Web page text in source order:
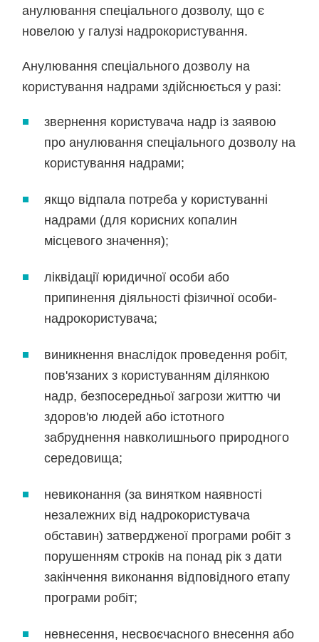
анулювання спеціального дозволу, що є
новелою у галузі надрокористування.
Анулювання спеціального дозволу на
користування надрами здійснюється у разі:
звернення користувача надр із заявою
про анулювання спеціального дозволу на
користування надрами;
якщо відпала потреба у користуванні
надрами (для корисних копалин
місцевого значення);
ліквідації юридичної особи або
припинення діяльності фізичної особи-
надрокористувача;
виникнення внаслідок проведення робіт,
пов'язаних з користуванням ділянкою
надр, безпосередньої загрози життю чи
здоров'ю людей або істотного
забруднення навколишнього природного
середовища;
невиконання (за винятком наявності
незалежних від надрокористувача
обставин) затвердженої програми робіт з
порушенням строків на понад рік з дати
закінчення виконання відповідного етапу
програми робіт;
невнесення, несвоєчасного внесення або